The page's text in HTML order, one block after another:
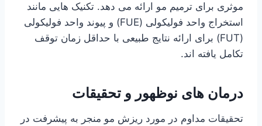
موثری برای ترمیم مو ارائه می دهد. تکنیک هایی مانند
استخراج واحد فولیکولی (FUE) و پیوند واحد فولیکولی
(FUT) برای ارائه نتایج طبیعی با حداقل زمان توقف
تکامل یافته اند.
درمان های نوظهور و تحقیقات
تحقیقات مداوم در مورد ریزش مو منجر به پیشرفت در